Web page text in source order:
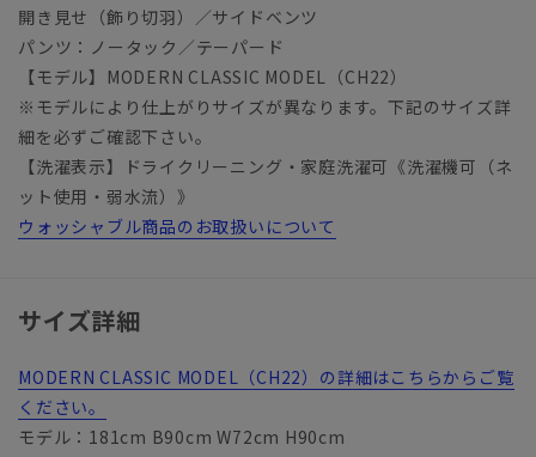
開き見せ（飾り切羽）／サイドベンツ
パンツ：ノータック／テーパード
【モデル】MODERN CLASSIC MODEL（CH22）
※モデルにより仕上がりサイズが異なります。下記のサイズ詳
細を必ずご確認下さい。
【洗濯表示】ドライクリーニング・家庭洗濯可《洗濯機可（ネ
ット使用・弱水流）》
ウォッシャブル商品のお取扱いについて
サイズ詳細
MODERN CLASSIC MODEL（CH22）の詳細はこちらからご覧
ください。
モデル：181cm B90cm W72cm H90cm